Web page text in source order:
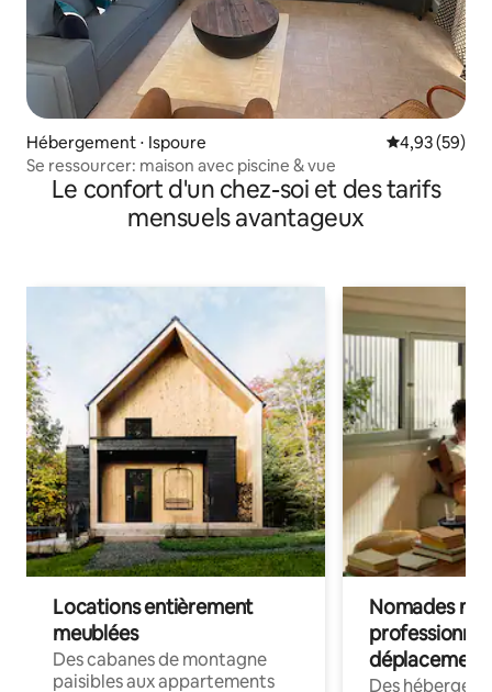
Hébergement ⋅ Ispoure Évaluation
4,93 (59)
Se ressourcer: maison avec piscine & vue
Le confort d'un chez-soi et des tarifs
mensuels avantageux
Locations entièrement
meublées
Des cabanes de montagne
paisibles aux appartements
Nomades
déplacement
Des